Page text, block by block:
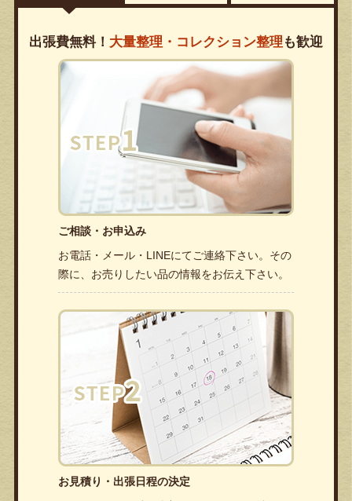
出張費無料！ 大量整理・コレクション整理 も歓迎
ご相談・お申込み
お電話・メール・LINEにてご連絡下さい。その
際に、お売りしたい品の情報をお伝え下さい。
お見積り・出張日程の決定